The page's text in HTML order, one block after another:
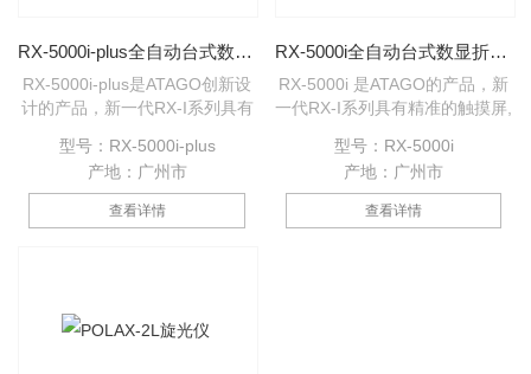
RX-5000i-plus全自动台式数显折光仪
RX-5000i-plus是ATAGO创新设
计的产品，新一代RX-I系列具有
RX-5000α 基础上升级,且同时具
备创新的触摸屏设计和USB接
口，折光仪的新高度。此产品内
置的恒温功能快速且高精度地测
型号：RX-5000i-plus
产地：广州市
查看详情
RX-5000i全自动台式数显折光仪
RX-5000i 是ATAGO的产品，新
一代RX-I系列具有精准的触摸屏,
同的技术参数, 但同时具备创新
的触摸屏设计和USB接口，折光
仪的新高度。此产品内置的恒温
功能快速且高精度地测量各种液
型号：RX-5000i
产地：广州市
查看详情